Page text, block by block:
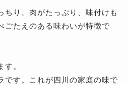
ちり、肉がたっぷり、味付けも
ごたえのある味わいが特徴で
。
です。これが四川の家庭の味で